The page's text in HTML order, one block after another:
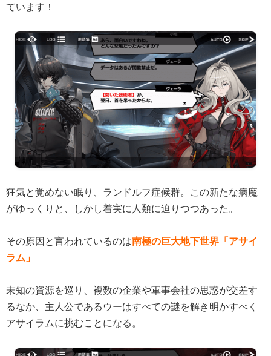
ています！
狂気と覚めない眠り、ランドルフ症候群。この新たな病魔
がゆっくりと、しかし着実に人類に迫りつつあった。
その原因と言われているのは南極の巨大地下世界「アサイ
ラム」
未知の資源を巡り、複数の企業や軍事会社の思惑が交差す
るなか、主人公であるウーはすべての謎を解き明かすべく
アサイラムに挑むことになる。